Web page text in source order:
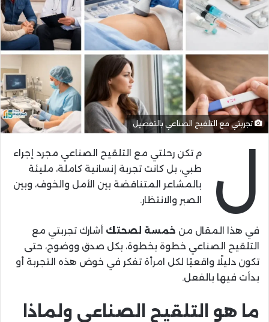
تجربتي مع التلقيح الصناعي بالتفصيل
ل
م تكن رحلتي مع التلقيح الصناعي مجرد إجراء
طبي، بل كانت تجربة إنسانية كاملة، مليئة
بالمشاعر المتناقضة بين الأمل والخوف، وبين
الصبر والانتظار.
في هذا المقال من خمسة لصحتك أشارك تجربتي مع
التلقيح الصناعي خطوة بخطوة، بكل صدق ووضوح، حتى
تكون دليلًا واقعيًا لكل امرأة تفكر في خوض هذه التجربة أو
بدأت فيها بالفعل.
ما هو التلقيح الصناعي ولماذا